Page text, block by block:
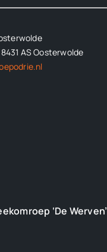
AS Oosterwolde
‘De Werven’